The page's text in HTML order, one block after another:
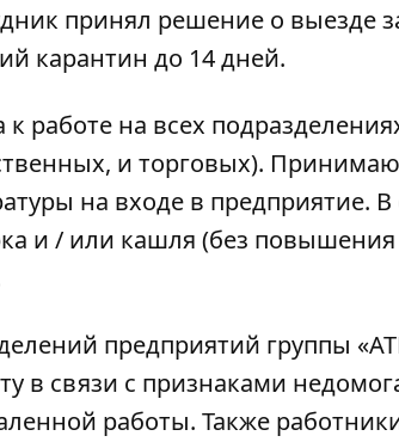
принял решение о выезде
карантин до 14 дней.
работе на всех
и торговых).
на входе в предприятие.
и / или кашля (без повышения
предприятий группы
в связи с признаками
работы. Также